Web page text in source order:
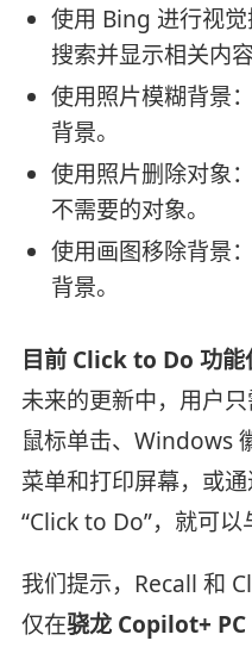
使用 Bing 进行视
搜索并显示相关内容
使用照片模糊背景
背景。
使用照片删除对象
不需要的对象。
使用画图移除背景
背景。
目前 Click to Do 功
未来的更新中，用户
鼠标单击、Windows
菜单和打印屏幕，或
“Click to Do”，就可以
我们提示，Recall 和
仅在骁龙 Copilot+ PC